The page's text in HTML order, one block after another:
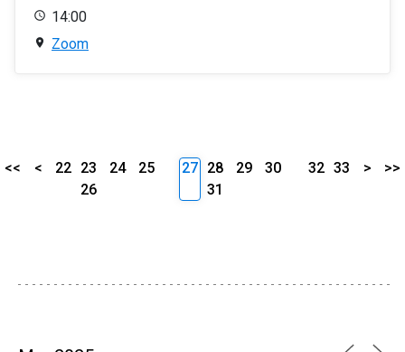
14:00
Zoom
<< < 22 23 24
25
26
27 28 29
30
31
32 33 > >>